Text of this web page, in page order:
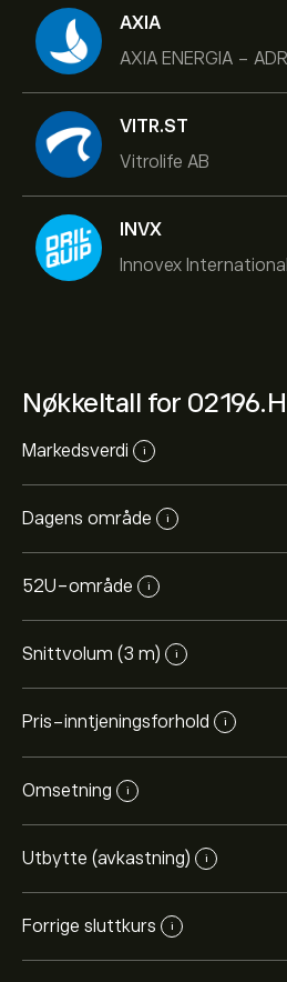
AXIA
AXIA ENERGIA - ADR
VITR.ST
Vitrolife AB
INVX
Innovex
Nøkkeltall for
Markedsverdi i
Dagens område i
52U-område i
Snittvolum (3 m) i
Pris-inntjeningsforhold i
Omsetning i
Utbytte (avkastning) i
Forrige sluttkurs i